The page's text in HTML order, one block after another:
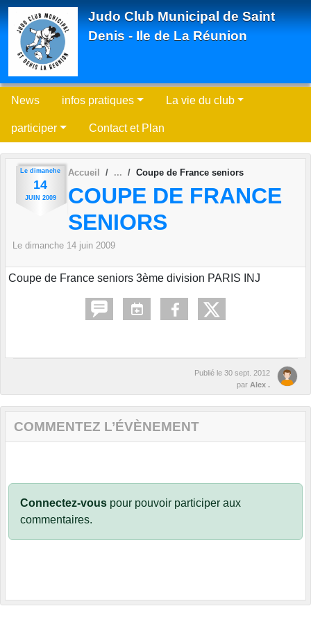
Judo Club Municipal de Saint
Denis - Ile de La Réunion
News infos pratiques La vie du club
participer Contact et Plan
Le dimanche
14
JUIN 2009
Accueil Coupe de France seniors
COUPE DE FRANCE
SENIORS
Le dimanche 14 juin 2009
Coupe de France seniors 3ème division PARIS INJ
Publié le 30 sept. 2012
par Alex .
COMMENTEZ L’ÉVÈNEMENT
Connectez-vous pour pouvoir participer aux
commentaires.
Panneau de gestion des cookies